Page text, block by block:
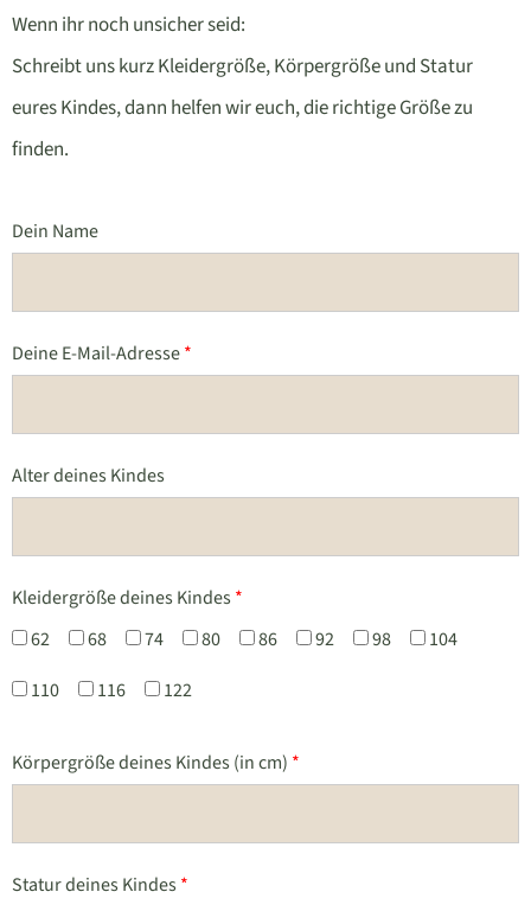
Wenn ihr noch unsicher seid:
Schreibt uns kurz Kleidergröße, Körpergröße und Statur
eures Kindes, dann helfen wir euch, die richtige Größe zu
finden.
Dein Name
Deine E-Mail-Adresse*
Alter deines Kindes
Kleidergröße deines Kindes*
62
68 74 80 86 92 98
104
110
116 122
Körpergröße deines Kindes (in cm) *
Statur deines Kindes*